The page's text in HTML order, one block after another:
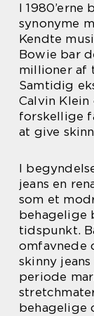
I 1980’erne
synonyme
Kendte
Bowie bar
millioner af
Samtidig
Calvin Klein
forskellige
at give
I
jeans en
som et
behagelige
tidspunkt.
omfavnede
skinny
periode
behagelige